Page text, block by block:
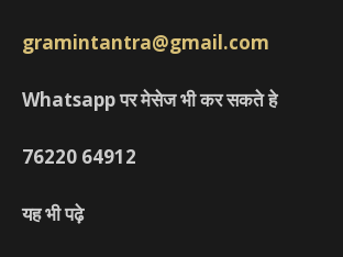
gramintantra@gmail.com
Whatsapp पर मेसेज भी कर सकते हे
76220 64912
यह भी पढ़े